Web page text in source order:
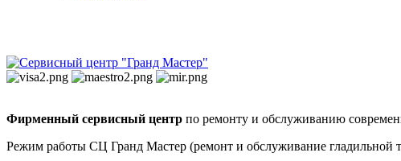
Фирменный сервисный центр по ремонту и обслуживанию
Режим работы СЦ Гранд Мастер (ремонт и обслуживание гладильной